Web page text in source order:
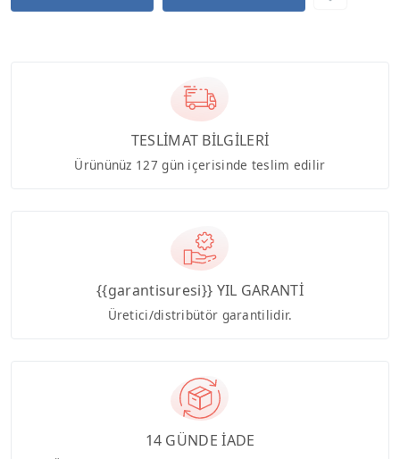
TESLİMAT BİLGİLERİ
Ürününüz 127 gün içerisinde teslim edilir
{{garantisuresi}} YIL GARANTİ
Üretici/distribütör garantilidir.
14 GÜNDE İADE